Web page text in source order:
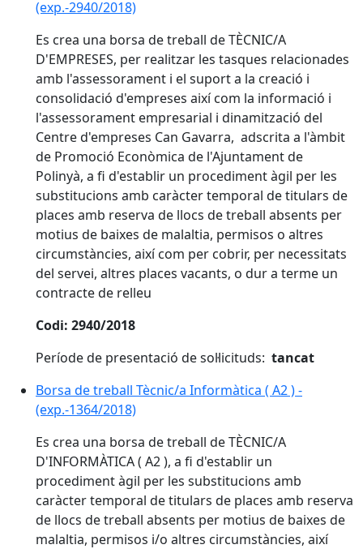
(exp.-2940/2018)
Es crea una borsa de treball de TÈCNIC/A
D'EMPRESES, per realitzar les tasques relacionades
amb l'assessorament i el suport a la creació i
consolidació d'empreses així com la informació i
l'assessorament empresarial i dinamització del
Centre d'empreses Can Gavarra, adscrita a l'àmbit
de Promoció Econòmica de l'Ajuntament de
Polinyà, a fi d'establir un procediment àgil per les
substitucions amb caràcter temporal de titulars de
places amb reserva de llocs de treball absents per
motius de baixes de malaltia, permisos o altres
circumstàncies, així com per cobrir, per necessitats
del servei, altres places vacants, o dur a terme un
contracte de relleu
Codi: 2940/2018
Període de presentació de sol·licituds: tancat
Borsa de treball Tècnic/a Informàtica ( A2 ) -
(exp.-1364/2018)
Es crea una borsa de treball de TÈCNIC/A
D'INFORMÀTICA ( A2 ), a fi d'establir un
procediment àgil per les substitucions amb
caràcter temporal de titulars de places amb reserva
de llocs de treball absents per motius de baixes de
malaltia, permisos i/o altres circumstàncies, així